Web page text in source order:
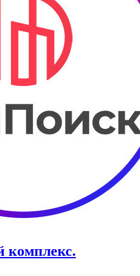
комплекс.